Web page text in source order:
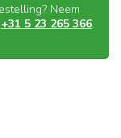
Neem
+31 5 23 265 366.